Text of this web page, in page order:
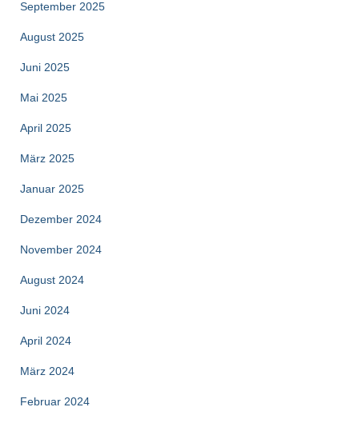
September 2025
August 2025
Juni 2025
Mai 2025
April 2025
März 2025
Januar 2025
Dezember 2024
November 2024
August 2024
Juni 2024
April 2024
März 2024
Februar 2024